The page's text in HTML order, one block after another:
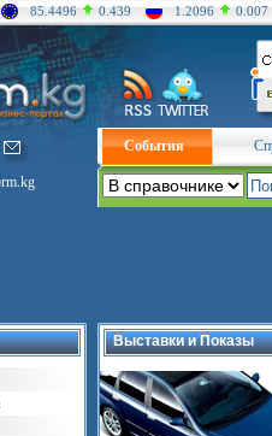
85.4496 0.439 1.2096 0.007
События
Выставки и Показы